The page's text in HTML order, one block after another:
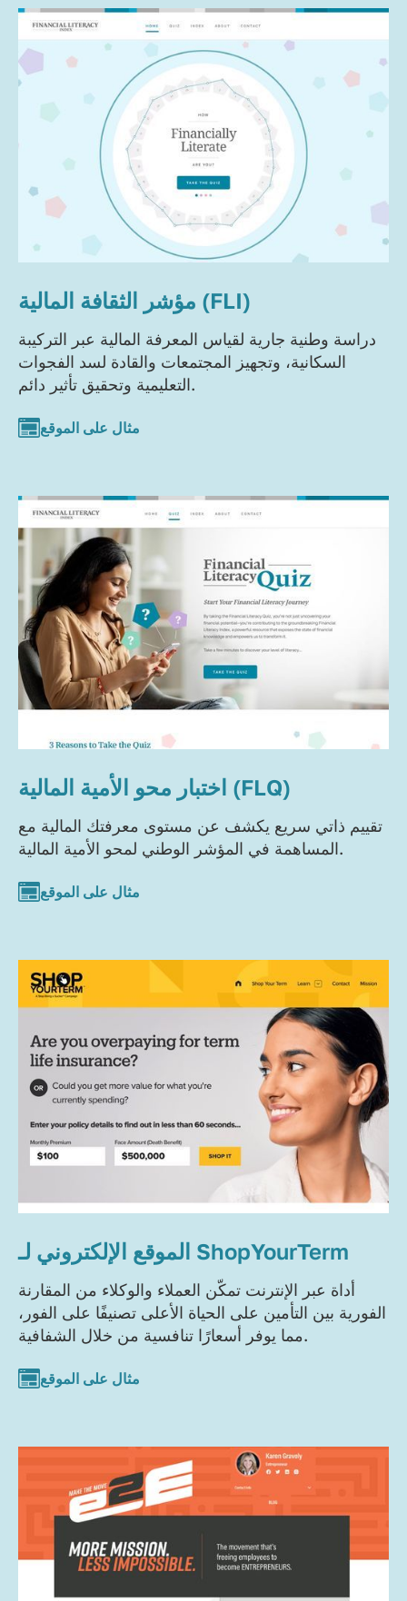
مؤشر الثقافة المالية (FLI)
دراسة وطنية جارية لقياس المعرفة المالية عبر التركيبة
السكانية، وتجهيز المجتمعات والقادة لسد الفجوات
التعليمية وتحقيق تأثير دائم.
مثال على الموقع
اختبار محو الأمية المالية (FLQ)
تقييم ذاتي سريع يكشف عن مستوى معرفتك المالية مع
المساهمة في المؤشر الوطني لمحو الأمية المالية.
مثال على الموقع
الموقع الإلكتروني لـ ShopYourTerm
أداة عبر الإنترنت تمكّن العملاء والوكلاء من المقارنة
الفورية بين التأمين على الحياة الأعلى تصنيفًا على الفور،
مما يوفر أسعارًا تنافسية من خلال الشفافية.
مثال على الموقع